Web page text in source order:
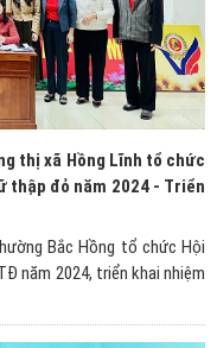
thị xã Hồng Lĩnh tổ chức
thập đỏ năm 2024 - Triển
Bắc Hồng tổ chức Hội
năm 2024, triển khai nhiệm